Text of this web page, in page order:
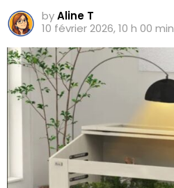
byAline T
10 février 2026, 10 h 00 min